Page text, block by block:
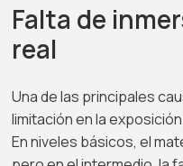
Falta de
real
Una de las principales
limitación en la
En niveles básicos, el